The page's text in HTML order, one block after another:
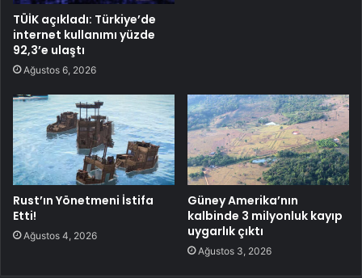
TÜİK açıkladı: Türkiye’de
internet kullanımı yüzde
92,3’e ulaştı
Ağustos 6, 2026
Rust’ın Yönetmeni İstifa
Etti!
Ağustos 4, 2026
Güney Amerika’nın
kalbinde 3 milyonluk kayıp
uygarlık çıktı
Ağustos 3, 2026